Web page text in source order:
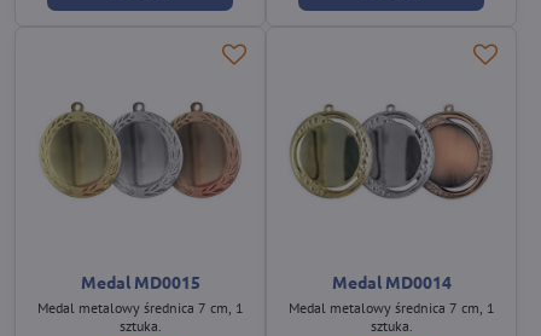
Medal MD0015
Medal metalowy średnica 7 cm, 1
sztuka.
Medal MD0014
Medal metalowy średnica 7 cm, 1
sztuka.